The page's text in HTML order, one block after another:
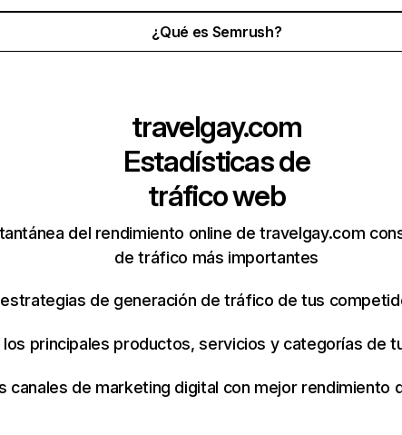
¿Qué es Semrush?
travelgay.com
Estadísticas de
tráfico web
del rendimiento online de travelgay.com
de tráfico más importantes
estrategias de generación de tráfico de tus
principales productos, servicios y categorías de
canales de marketing digital con mejor rendimiento